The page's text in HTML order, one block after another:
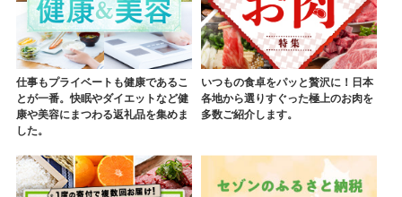
仕事もプライベートも健康であるこ
とが一番。快眠やダイエットなど健
康や美容にまつわる返礼品を集めま
した。
いつもの食卓をパッと贅沢に！日本
各地から選りすぐった極上のお肉を
多数ご紹介します。